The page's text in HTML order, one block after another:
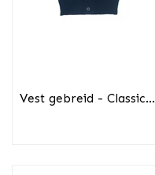
Vest gebreid - Classic...